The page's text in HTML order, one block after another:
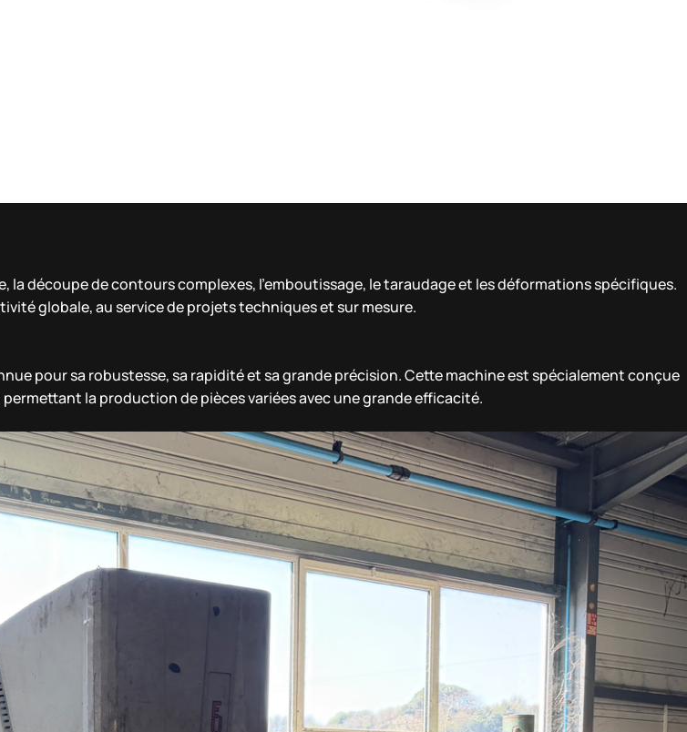
la découpe de contours complexes, l’emboutissage, le taraudage et les déformations spécifiques.
globale, au service de projets techniques et sur mesure.
pour sa robustesse, sa rapidité et sa grande précision. Cette machine est spécialement conçue
la production de pièces variées avec une grande efficacité.